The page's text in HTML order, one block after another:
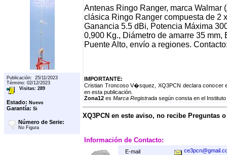
Publicación: 25/11/2023
Término: 02/12/2023
Visitas: 289
Estado: Nuevo
Garantía: Si
Número de Serie:
No Figura
Antenas Ringo Ranger, marca Walmar
clásica Ringo Ranger compuesta de 2
Ganancia 5.5 dBi, Potencia Máxima
0,900 Kg., Diámetro de amarre 35
Puente Alto, envío a regiones.
IMPORTANTE:
Cristian Troncoso V�squez, XQ3PCN declara conocer
en esta publicación.
Zona12 es Marca Registrada según consta en el
XQ3PCN en este aviso, no recibe Preguntas
Información de Contacto:
E-mail